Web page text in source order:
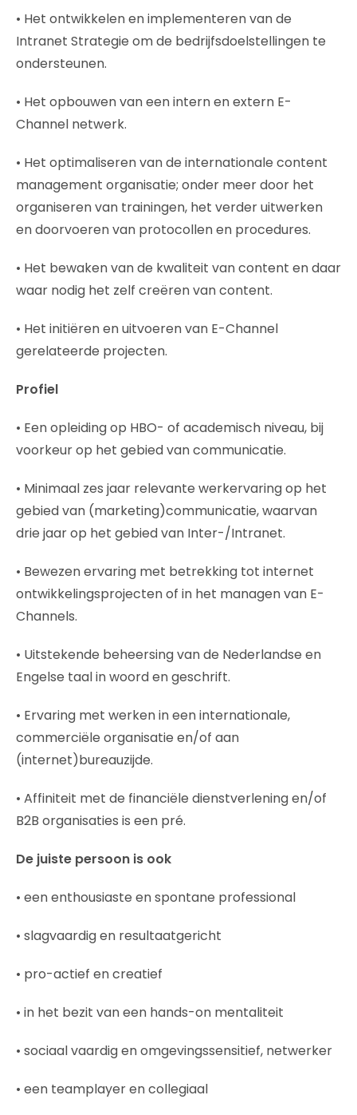
• Het ontwikkelen en implementeren van de
Intranet Strategie om de bedrijfsdoelstellingen te
ondersteunen.
• Het opbouwen van een intern en extern E-
Channel netwerk.
• Het optimaliseren van de internationale content
management organisatie; onder meer door het
organiseren van trainingen, het verder uitwerken
en doorvoeren van protocollen en procedures.
• Het bewaken van de kwaliteit van content en daar
waar nodig het zelf creëren van content.
• Het initiëren en uitvoeren van E-Channel
gerelateerde projecten.
Profiel
• Een opleiding op HBO- of academisch niveau, bij
voorkeur op het gebied van communicatie.
• Minimaal zes jaar relevante werkervaring op het
gebied van (marketing)communicatie, waarvan
drie jaar op het gebied van Inter-/Intranet.
• Bewezen ervaring met betrekking tot internet
ontwikkelingsprojecten of in het managen van E-
Channels.
• Uitstekende beheersing van de Nederlandse en
Engelse taal in woord en geschrift.
• Ervaring met werken in een internationale,
commerciële organisatie en/of aan
(internet)bureauzijde.
• Affiniteit met de financiële dienstverlening en/of
B2B organisaties is een pré.
De juiste persoon is ook
• een enthousiaste en spontane professional
• slagvaardig en resultaatgericht
• pro-actief en creatief
• in het bezit van een hands-on mentaliteit
• sociaal vaardig en omgevingssensitief, netwerker
• een teamplayer en collegiaal